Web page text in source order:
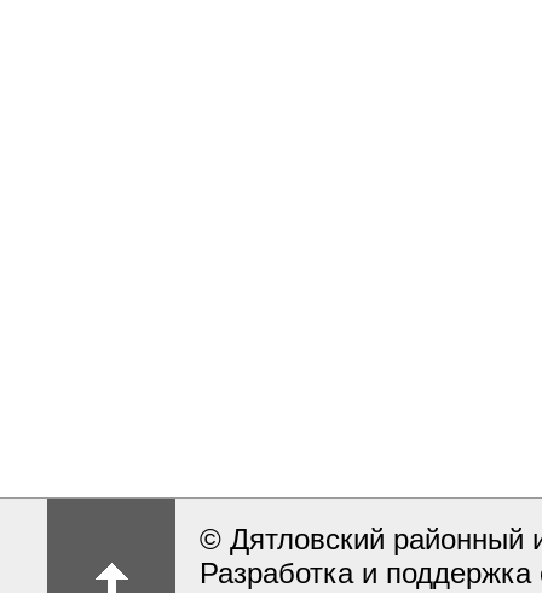
© Дятловский районный
Разработка и поддержка